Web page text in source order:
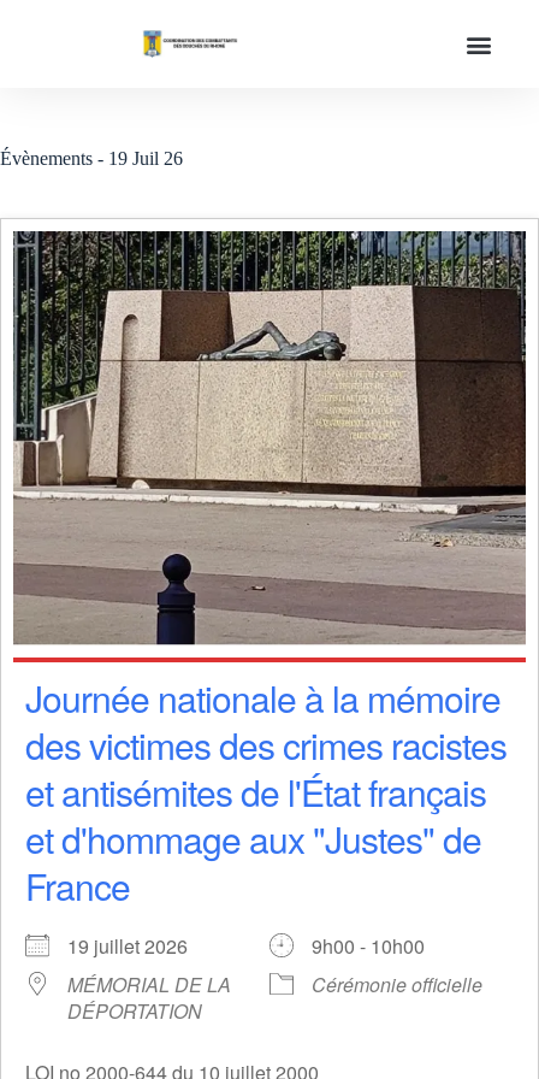
Évènements - 19 Juil 26
Journée nationale à la mémoire
des victimes des crimes racistes
et antisémites de l'État français
et d'hommage aux "Justes" de
France
19 juillet 2026
9h00 - 10h00
MÉMORIAL DE LA
DÉPORTATION
Cérémonie officielle
LOI no 2000-644 du 10 juillet 2000